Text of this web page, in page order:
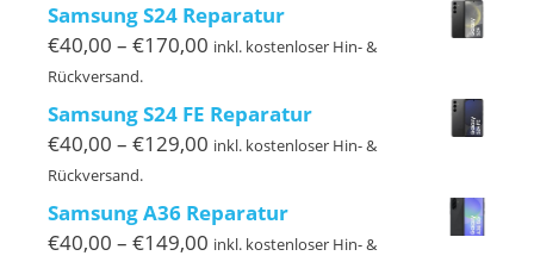
€199,00
Samsung S24 Reparatur
€40,00 – €170,00 Preisspanne:
bis
€170,00
inkl. kostenloser Hin- &
Rückversand.
Samsung S24 FE Reparatur
€40,00 – €129,00 Preisspanne:
€129,00
inkl. kostenloser Hin- &
Rückversand.
Samsung A36 Reparatur
€40,00 – €149,00 Preisspanne:
inkl. kostenloser Hin- &